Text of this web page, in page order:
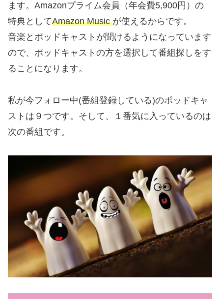
ます。Amazonプライム会員（年会費5,900円）の
特典としてAmazon Musicが使えるからです。
音楽とポッドキャストが聞けるようになっています
ので、ポッドキャストの方を選択して番組探しをす
ることになります。
私が今フォロー中(番組登録している)のポッドキャ
ストは９つです。そして、１番気に入っているのは
次の番組です。